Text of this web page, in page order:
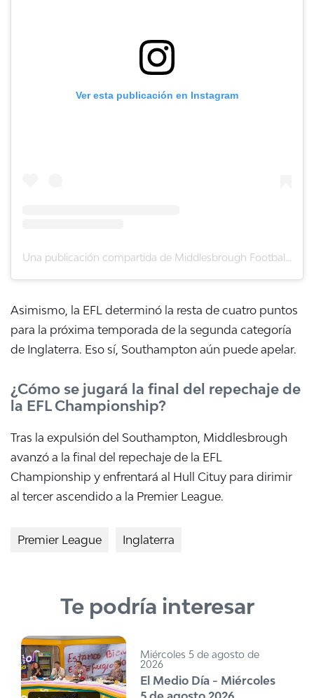
Ver esta publicación en Instagram
Asimismo, la EFL determinó la resta de cuatro puntos
para la próxima temporada de la segunda categoría
de Inglaterra. Eso sí, Southampton aún puede apelar.
¿Cómo se jugará la final del repechaje de
la EFL Championship?
Tras la expulsión del Southampton, Middlesbrough
avanzó a la final del repechaje de la EFL
Championship y enfrentará al Hull Cituy para dirimir
al tercer ascendido a la Premier League.
Premier League Inglaterra
Te podría interesar
Miércoles 5 de agosto de
2026
El Medio Día - Miércoles